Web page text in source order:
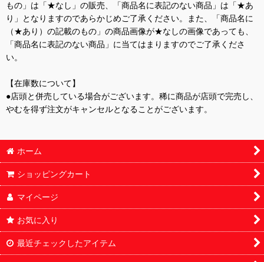
もの」は「★なし」の販売、「商品名に表記のない商品」は「★あ
り」となりますのであらかじめご了承ください。また、「商品名に
（★あり）の記載のもの」の商品画像が★なしの画像であっても、
「商品名に表記のない商品」に当てはまりますのでご了承くださ
い。
【在庫数について】
●店頭と併売している場合がございます。稀に商品が店頭で完売し、
やむを得ず注文がキャンセルとなることがございます。
ホーム
ショッピングカート
マイページ
お気に入り
最近チェックしたアイテム